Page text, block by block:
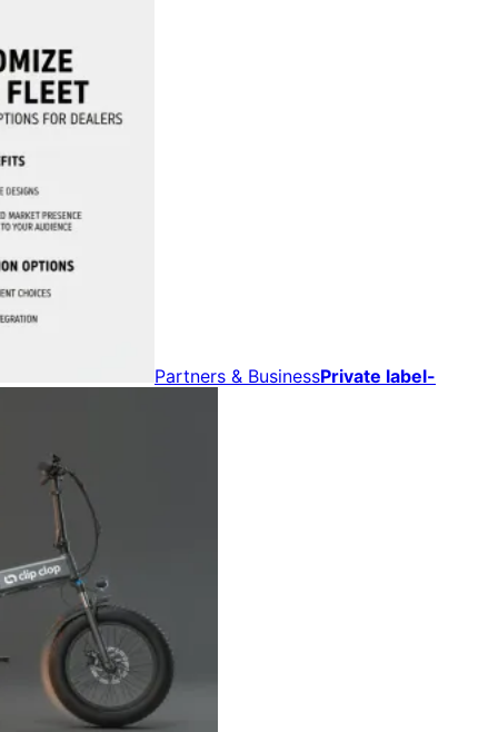
Partners & BusinessPrivate label-